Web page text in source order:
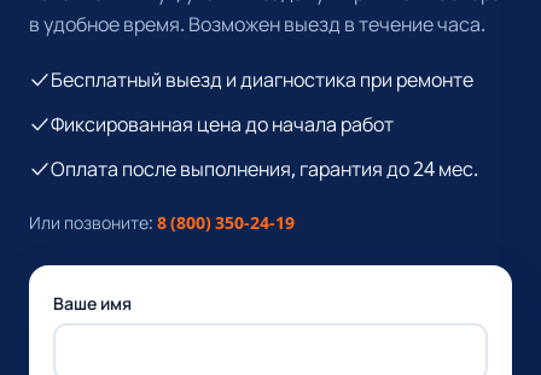
в удобное время. Возможен выезд в течение часа.
Бесплатный выезд и диагностика при ремонте
Фиксированная цена до начала работ
Оплата после выполнения, гарантия до 24 мес.
Или позвоните: 8 (800) 350-24-19
Ваше имя